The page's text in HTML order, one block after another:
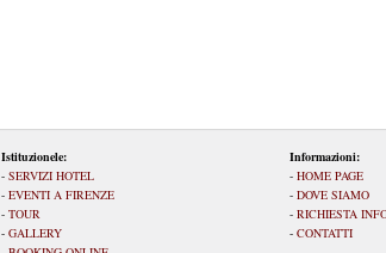
Istituzionele:
- SERVIZI HOTEL
- EVENTI A FIRENZE
- TOUR
- GALLERY
Informazioni:
- HOME PAGE
- DOVE SIAMO
- RICHIESTA
- CONTATTI